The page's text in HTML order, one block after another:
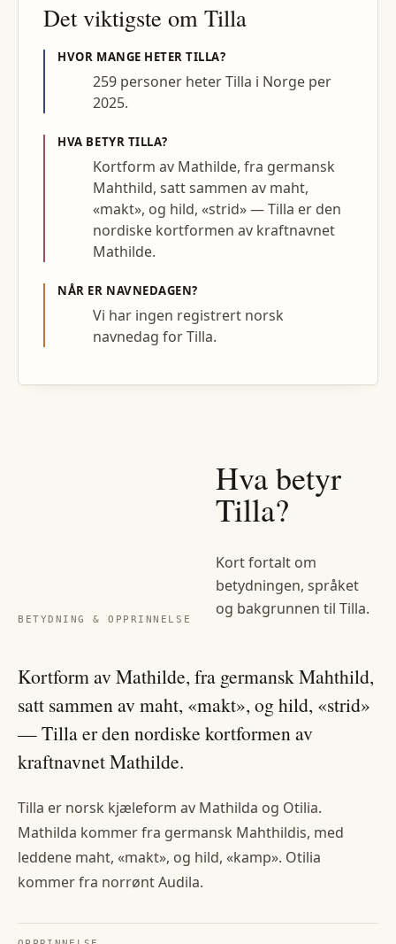
Det viktigste om Tilla
HVOR MANGE HETERTILLA?
259 personer heter Tilla i Norge per
2025.
HVA BETYR TILLA?
Kortform av Mathilde, fra germansk
Mahthild, satt sammen av maht,
«makt», og hild, «strid» — Tilla er den
nordiske kortformen av kraftnavnet
Mathilde.
NÅR ER NAVNEDAGEN?
Vi har ingen registrert norsk
navnedag for Tilla.
BETYDNING & OPPRINNELSE
Hva betyr
Tilla?
Kort fortalt om
betydningen, språket
og bakgrunnen til Tilla.
Kortform av Mathilde, fra germansk Mahthild,
satt sammen av maht, «makt», og hild, «strid»
— Tilla er den nordiske kortformen av
kraftnavnet Mathilde.
Tilla er norsk kjæleform av Mathilda og Otilia.
Mathilda kommer fra germansk Mahthildis, med
leddene maht, «makt», og hild, «kamp». Otilia
kommer fra norrønt Audila.